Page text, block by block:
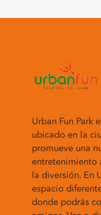
Urban Fun Park
ubicado en la
promueve una
entretenimiento
la diversión. En
espacio
donde podrás